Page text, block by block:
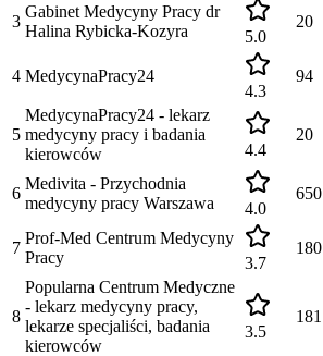
3
Gabinet Medycyny Pracy dr
Halina Rybicka-Kozyra
5.0
20
4 MedycynaPracy24
4.3
94
5
MedycynaPracy24 - lekarz
medycyny pracy i badania
kierowców
4.4
20
6
Medivita - Przychodnia
medycyny pracy Warszawa
4.0
650
7
Prof-Med Centrum Medycyny
Pracy
3.7
180
8
Popularna Centrum Medyczne
- lekarz medycyny pracy,
lekarze specjaliści, badania
kierowców
3.5
181